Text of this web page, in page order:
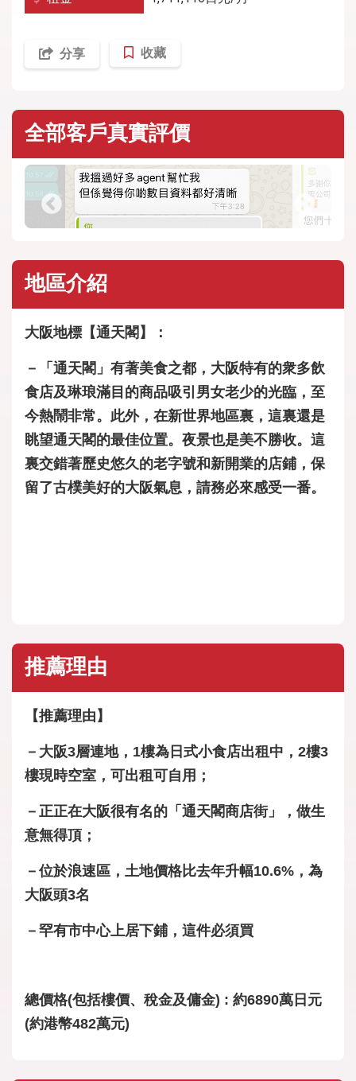
分享 收藏
全部客戶真實評價
地區介紹
大阪地標【通天閣】：
－「通天閣」有著美食之都，大阪特有的衆多飲
食店及琳琅滿目的商品吸引男女老少的光臨，至
今熱鬧非常。此外，在新世界地區裏，這裏還是
眺望通天閣的最佳位置。夜景也是美不勝收。這
裏交錯著歷史悠久的老字號和新開業的店鋪，保
留了古樸美好的大阪氣息，請務必來感受一番。
推薦理由
【推薦理由】
－大阪3層連地，1樓為日式小食店出租中，2樓3
樓現時空室，可出租可自用；
－正正在大阪很有名的「通天閣商店街」，做生
意無得頂；
－位於浪速區，土地價格比去年升幅10.6%，為
大阪頭3名
－罕有市中心上居下鋪，這件必須買
總價格(包括樓價、稅金及傭金) : 約6890萬日元
(約港幣482萬元)